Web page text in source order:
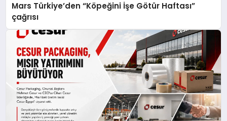
Mars Türkiye’den “Köpeğini İşe Götür Haftası”
çağrısı